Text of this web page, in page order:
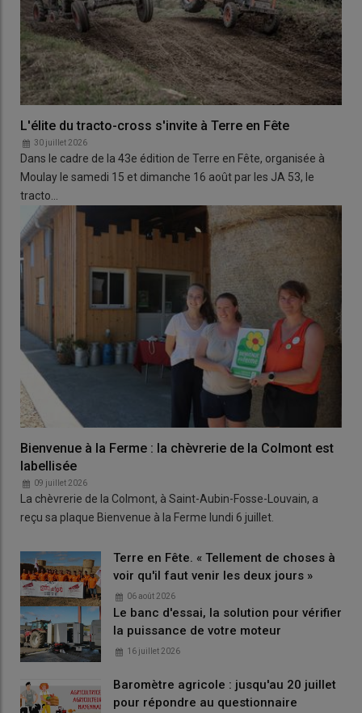
L'élite du tracto-cross s'invite à Terre en Fête
30 juillet 2026
Dans le cadre de la 43e édition de Terre en Fête, organisée à
Moulay le samedi 15 et dimanche 16 août par les JA 53, le
tracto…
Bienvenue à la Ferme : la chèvrerie de la Colmont est
labellisée
09 juillet 2026
La chèvrerie de la Colmont, à Saint-Aubin-Fosse-Louvain, a
reçu sa plaque Bienvenue à la Ferme lundi 6 juillet.
Terre en Fête. « Tellement de choses à
voir qu'il faut venir les deux jours »
06 août 2026
Le banc d'essai, la solution pour vérifier
la puissance de votre moteur
16 juillet 2026
Baromètre agricole : jusqu'au 20 juillet
pour répondre au questionnaire